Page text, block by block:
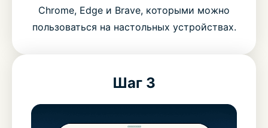
Chrome, Edge и Brave, которыми можно
пользоваться на настольных устройствах.
Шаг 3